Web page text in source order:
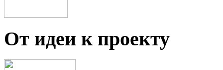
От идеи к проекту